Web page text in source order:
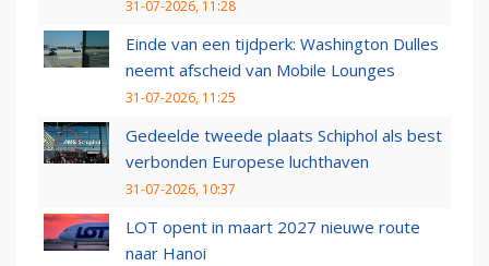
31-07-2026, 11:28
Einde van een tijdperk: Washington Dulles
neemt afscheid van Mobile Lounges
31-07-2026, 11:25
Gedeelde tweede plaats Schiphol als best
verbonden Europese luchthaven
31-07-2026, 10:37
LOT opent in maart 2027 nieuwe route
naar Hanoi